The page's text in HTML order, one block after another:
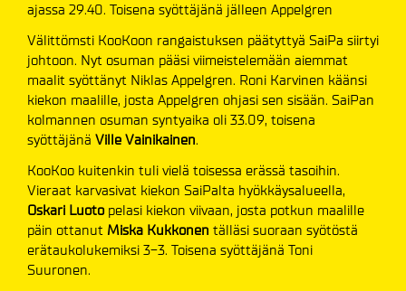
ajassa 29.40. Toisena syöttäjänä jälleen Appelgren
Välittömsti KooKoon rangaistuksen päätyttyä SaiPa siirtyi
johtoon. Nyt osuman pääsi viimeistelemään aiemmat
maalit syöttänyt Niklas Appelgren. Roni Karvinen käänsi
kiekon maalille, josta Appelgren ohjasi sen sisään. SaiPan
kolmannen osuman syntyaika oli 33.09, toisena
syöttäjänä Ville Vainikainen.
KooKoo kuitenkin tuli vielä toisessa erässä tasoihin.
Vieraat karvasivat kiekon SaiPalta hyökkäysalueella,
Oskari Luoto pelasi kiekon viivaan, josta potkun maalille
päin ottanut Miska Kukkonen tälläsi suoraan syötöstä
erätaukolukemiksi 3-3. Toisena syöttäjänä Toni
Suuronen.